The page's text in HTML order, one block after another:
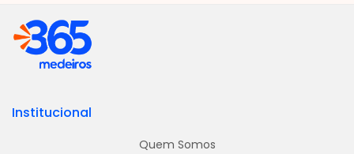
Institucional
Quem Somos